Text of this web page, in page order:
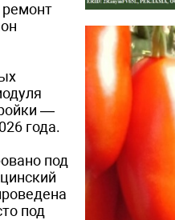
ремонт
—
года.
под
под